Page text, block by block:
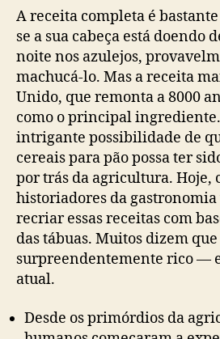
A receita completa é
se a sua cabeça está doendo
noite nos azulejos,
machucá-lo. Mas a receita
Unido, que remonta a 8000
como o principal
intrigante possibilidade de
cereais para pão possa ter
por trás da agricultura. Hoje,
historiadores da
recriar essas receitas com
das tábuas. Muitos dizem que
surpreendentemente rico —
atual.
Desde os primórdios da